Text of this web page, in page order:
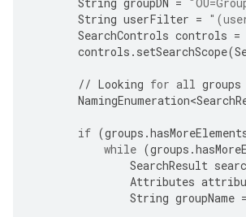
String userFilter =
SearchControls controls =
controls . setSearchScope(
// Looking for all groups
if (groups .
while (groups .
SearchResult
Attributes
String groupName =